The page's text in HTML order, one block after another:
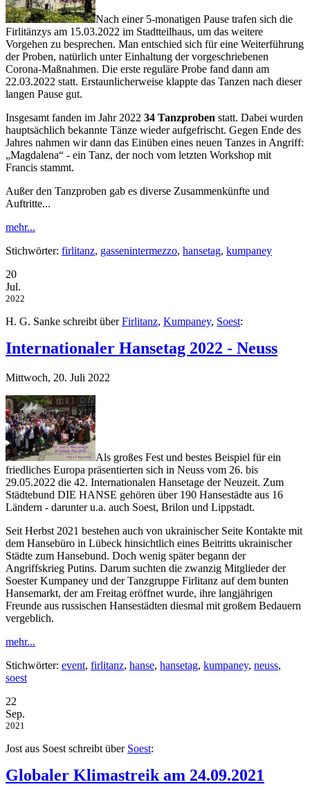
Nach einer 5-monatigen Pause trafen sich die
Firlitänzys am 15.03.2022 im Stadtteilhaus, um das weitere
Vorgehen zu besprechen. Man entschied sich für eine Weiterführung
der Proben, natürlich unter Einhaltung der vorgeschriebenen
Corona-Maßnahmen. Die erste reguläre Probe fand dann am
22.03.2022 statt. Erstaunlicherweise klappte das Tanzen nach dieser
langen Pause gut.
Insgesamt fanden im Jahr 2022 34 Tanzproben statt. Dabei wurden
hauptsächlich bekannte Tänze wieder aufgefrischt. Gegen Ende des
Jahres nahmen wir dann das Einüben eines neuen Tanzes in Angriff:
„Magdalena“ - ein Tanz, der noch vom letzten Workshop mit
Francis stammt.
Außer den Tanzproben gab es diverse Zusammenkünfte und
Auftritte...
mehr...
Stichwörter: firlitanz, gassenintermezzo, hansetag, kumpaney
20
Jul.
2022
H. G. Sanke schreibt überFirlitanz, Kumpaney, Soest:
Internationaler Hansetag 2022 - Neuss
Mittwoch, 20. Juli 2022
Als großes Fest und bestes Beispiel für ein
friedliches Europa präsentierten sich in Neuss vom 26. bis
29.05.2022 die 42. Internationalen Hansetage der Neuzeit. Zum
Städtebund DIE HANSE gehören über 190 Hansestädte aus 16
Ländern - darunter u.a. auch Soest, Brilon und Lippstadt.
Seit Herbst 2021 bestehen auch von ukrainischer Seite Kontakte mit
dem Hansebüro in Lübeck hinsichtlich eines Beitritts ukrainischer
Städte zum Hansebund. Doch wenig später begann der
Angriffskrieg Putins. Darum suchten die zwanzig Mitglieder der
Soester Kumpaney und der Tanzgruppe Firlitanz auf dem bunten
Hansemarkt, der am Freitag eröffnet wurde, ihre langjährigen
Freunde aus russischen Hansestädten diesmal mit großem Bedauern
vergeblich.
mehr...
Stichwörter: event, firlitanz, hanse, hansetag, kumpaney, neuss,
soest
22
Sep.
2021
Jost aus Soest schreibt über Soest:
Globaler Klimastreik am 24.09.2021